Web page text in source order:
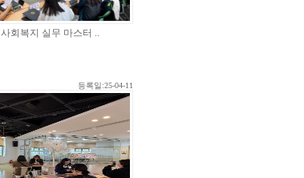
사회복지 실무 마스터 ..
등록일:25-04-11